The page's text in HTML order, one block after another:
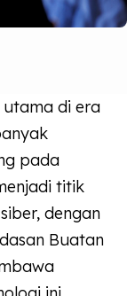
utama di era
pada
titik
dengan
Buatan